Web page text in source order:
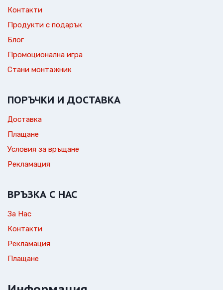
Контакти
Продукти с подарък
Блог
Промоционална игра
Стани монтажник
ПОРЪЧКИ И ДОСТАВКА
Доставка
Плащане
Условия за връщане
Рекламация
ВРЪЗКА С НАС
За Нас
Контакти
Рекламация
Плащане